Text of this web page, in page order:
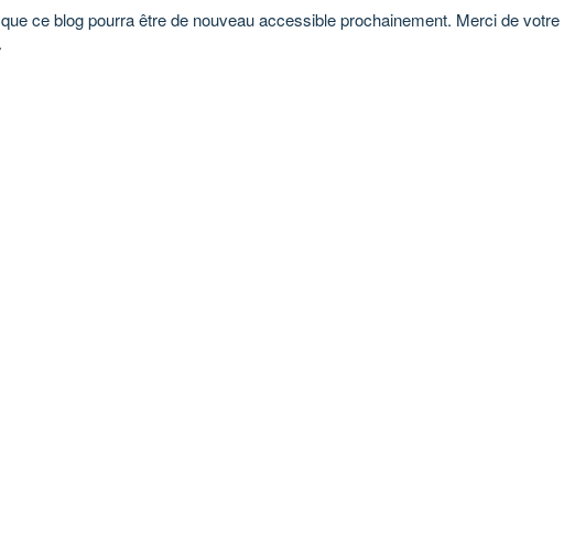
ce blog pourra être de nouveau accessible prochainement. Merci de votre